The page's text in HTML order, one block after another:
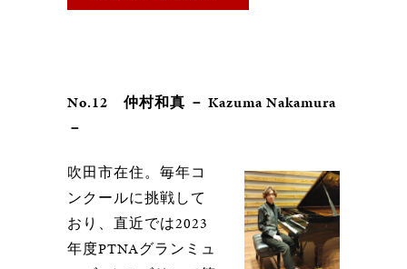
No.12 仲村和真 － Kazuma Nakamura
－
吹田市在住。毎年コ
ンクールに挑戦して
おり、直近では2023
年度PTNAグランミュ